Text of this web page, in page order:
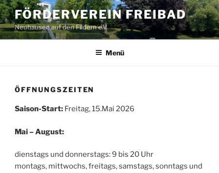
Zum
Inhalt
springen
FÖRDERVEREIN FREIBAD
Neuhausen auf den Fildern e.V.
Menü
ÖFFNUNGSZEITEN
Saison-Start: Freitag, 15.Mai 2026
Mai – August:
dienstags und donnerstags: 9 bis 20 Uhr
montags, mittwochs, freitags, samstags, sonntags und